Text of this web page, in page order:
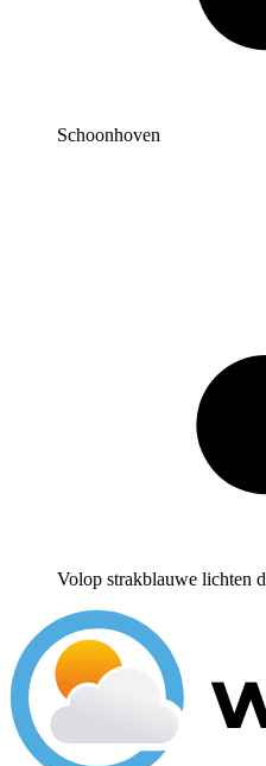
Schoonhoven
Volop strakblauwe lichten